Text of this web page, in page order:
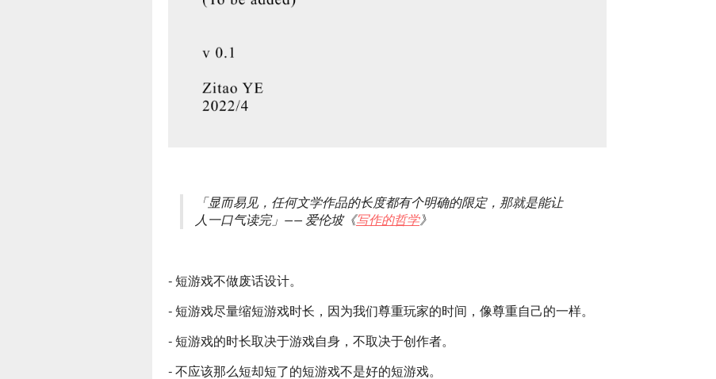
「显而易见，任何文学作品的长度都有个明确的限定，那就是能让
人一口气读完」 —— 爱伦坡《写作的哲学》
- 短游戏不做废话设计。
- 短游戏尽量缩短游戏时长，因为我们尊重玩家的时间，像尊重自己的一样。
- 短游戏的时长取决于游戏自身，不取决于创作者。
- 不应该那么短却短了的短游戏不是好的短游戏。